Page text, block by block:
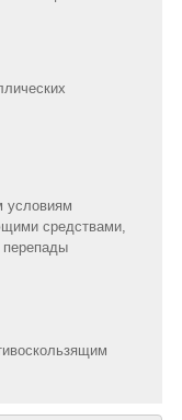
условиям
средствами,